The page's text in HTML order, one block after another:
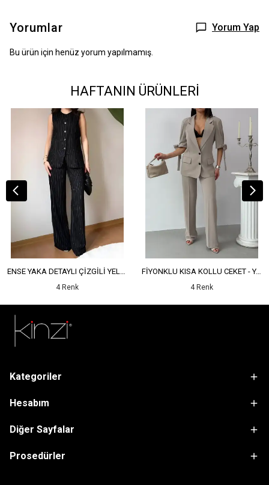
Yorumlar Yorum Yap
Bu ürün için henüz yorum yapılmamış.
HAFTANIN ÜRÜNLERİ
ENSE YAKA DETAYLI ÇİZGİLİ YELEK - YÜKSEK BEL DETAYLI ÇİZGİLİ PANTOLON
4 Renk
FİYONKLU KISA KOLLU CEKET - YÜKSEK BEL SALAŞ PANTOLON
4 Renk
Kategoriler
Hesabım
Diğer Sayfalar
Prosedürler